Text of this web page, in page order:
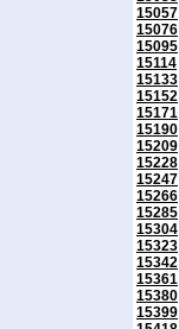
15057
15076
15095
15114
15133
15152
15171
15190
15209
15228
15247
15266
15285
15304
15323
15342
15361
15380
15399